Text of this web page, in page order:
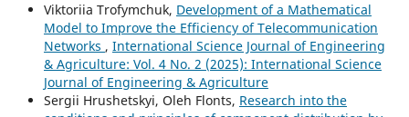
Viktoriia Trofymchuk, Development of a Mathematical
Model to Improve the Efficiency of Telecommunication
Networks , International Science Journal of Engineering
& Agriculture: Vol. 4 No. 2 (2025): International Science
Journal of Engineering & Agriculture
Sergiі Hrushetskyі, Oleh Flonts, Research into the